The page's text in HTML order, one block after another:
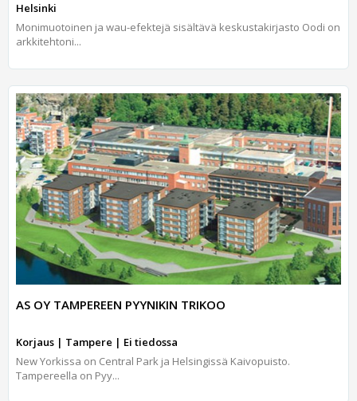
Helsinki
Monimuotoinen ja wau-efektejä sisältävä keskustakirjasto Oodi on
arkkitehtoni...
AS OY TAMPEREEN PYYNIKIN TRIKOO
Korjaus | Tampere | Ei tiedossa
New Yorkissa on Central Park ja Helsingissä Kaivopuisto.
Tampereella on Pyy...